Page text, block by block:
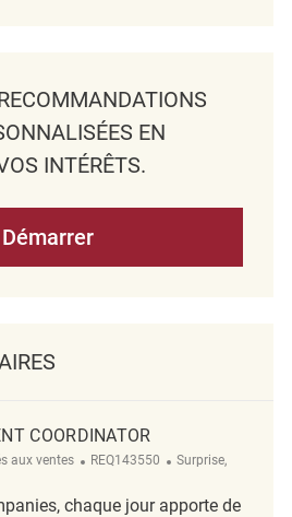
EN
INTÉRÊTS.
Démarrer
COORDINATOR
aux ventes ReqId
REQ143550 Emplacement
Surprise,
chaque jour apporte de